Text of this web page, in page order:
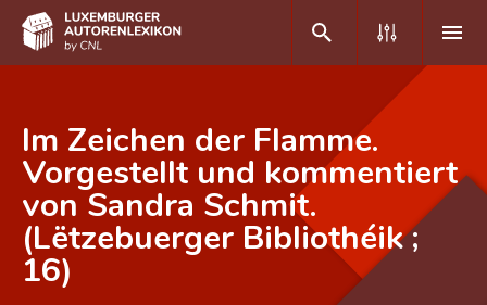
DE FR
Home
Autor(inn)en A-Z
Erweiterte Suche
Im Zeichen der Flamme.
Vorgestellt und kommentiert
von Sandra Schmit.
(Lëtzebuerger Bibliothéik ;
16)